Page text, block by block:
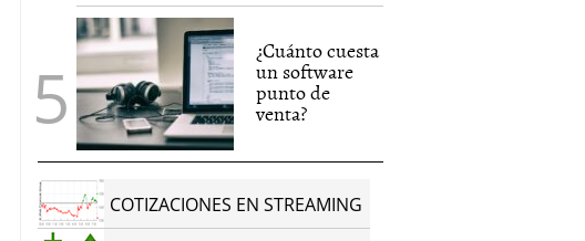
¿Cuánto cuesta
un software
punto de
venta?
COTIZACIONES EN STREAMING